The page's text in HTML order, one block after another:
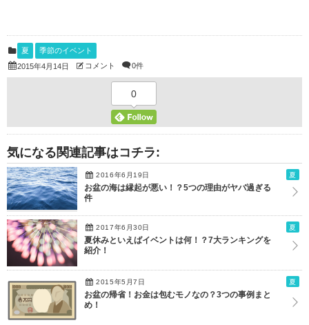
夏
季節のイベント
2015年4月14日
コメント 0件
0
気になる関連記事はコチラ:
2016年6月19日 夏
お盆の海は縁起が悪い！？5つの理由がヤバ過ぎる
件
2017年6月30日 夏
夏休みといえばイベントは何！？7大ランキングを
紹介！
2015年5月7日 夏
お盆の帰省！お金は包むモノなの？3つの事例まと
め！